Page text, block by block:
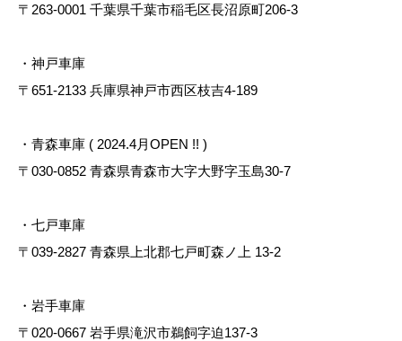
〒263-0001 千葉県千葉市稲毛区長沼原町206-3
・神戸車庫
〒651-2133 兵庫県神戸市西区枝吉4-189
・青森車庫 ( 2024.4月OPEN !! )
〒030-0852 青森県青森市大字大野字玉島30-7
・七戸車庫
〒039-2827 青森県上北郡七戸町森ノ上 13-2
・岩手車庫
〒020-0667 岩手県滝沢市鵜飼字迫137-3